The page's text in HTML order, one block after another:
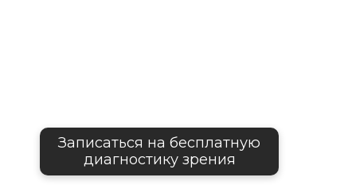
Записаться на бесплатную
диагностику зрения